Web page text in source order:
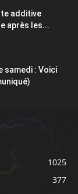
additive
après les...
samedi : Voici
1025
377